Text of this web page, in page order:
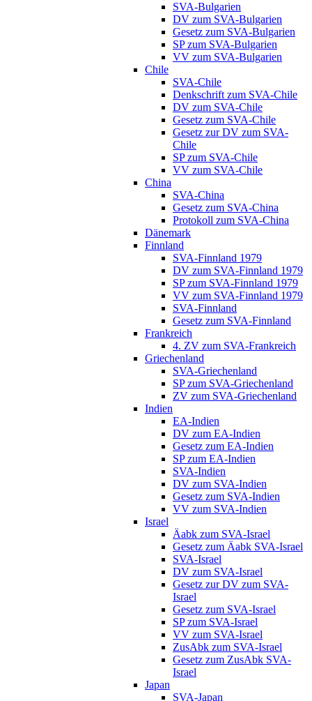
SVA-Bulgarien
DV zum SVA-Bulgarien
Gesetz zum SVA-Bulgarien
SP zum SVA-Bulgarien
VV zum SVA-Bulgarien
Chile
SVA-Chile
Denkschrift zum SVA-Chile
DV zum SVA-Chile
Gesetz zum SVA-Chile
Gesetz zur DV zum SVA-
Chile
SP zum SVA-Chile
VV zum SVA-Chile
China
SVA-China
Gesetz zum SVA-China
Protokoll zum SVA-China
Dänemark
Finnland
SVA-Finnland 1979
DV zum SVA-Finnland 1979
SP zum SVA-Finnland 1979
VV zum SVA-Finnland 1979
SVA-Finnland
Gesetz zum SVA-Finnland
Frankreich
4. ZV zum SVA-Frankreich
Griechenland
SVA-Griechenland
SP zum SVA-Griechenland
ZV zum SVA-Griechenland
Indien
EA-Indien
DV zum EA-Indien
Gesetz zum EA-Indien
SP zum EA-Indien
SVA-Indien
DV zum SVA-Indien
Gesetz zum SVA-Indien
VV zum SVA-Indien
Israel
Äabk zum SVA-Israel
Gesetz zum Äabk SVA-Israel
SVA-Israel
DV zum SVA-Israel
Gesetz zur DV zum SVA-
Israel
Gesetz zum SVA-Israel
SP zum SVA-Israel
VV zum SVA-Israel
ZusAbk zum SVA-Israel
Gesetz zum ZusAbk SVA-
Israel
Japan
SVA-Japan